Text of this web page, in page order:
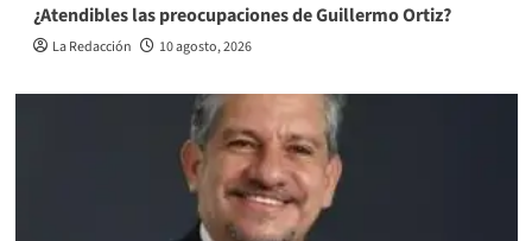
¿Atendibles las preocupaciones de Guillermo Ortiz?
La Redacción 10 agosto, 2026